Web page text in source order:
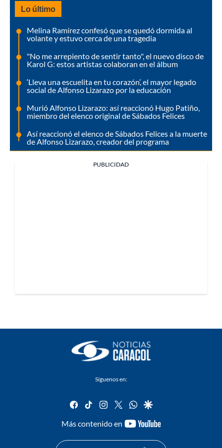
Lo último
Melina Ramírez confesó que se quedó dormida al
volante y estuvo cerca de una tragedia
"No me arrepiento de sentir tanto", el nuevo disco de
Karol G: estos artistas colaboran en el álbum
‘Lleva una escuelita en tu corazón’, el mayor legado
social de Alfonso Lizarazo por la educación
Murió Alfonso Lizarazo: así reaccionó Hugo Patiño,
miembro del elenco original de Sábados Felices
Así reaccionó el elenco de Sábados Felices a la muerte
de Alfonso Lizarazo, creador del programa
PUBLICIDAD
Síguenos en:
facebook
tiktok instagram
twitterwhatsapp
google
Más contenido en
youtube-